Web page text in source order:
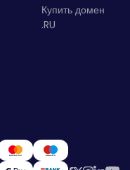
Купить домен
.RU